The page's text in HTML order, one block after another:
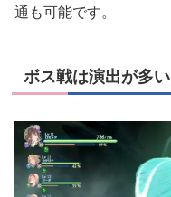
通も可能です。
ボス戦は演出が多い